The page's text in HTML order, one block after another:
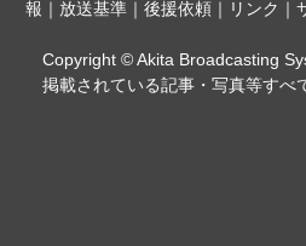
報 ｜ 放送基準 ｜ 後援依頼 ｜ リンク ｜
Copyright © Akita Broadcasting
掲載されている記事・写真等すべ